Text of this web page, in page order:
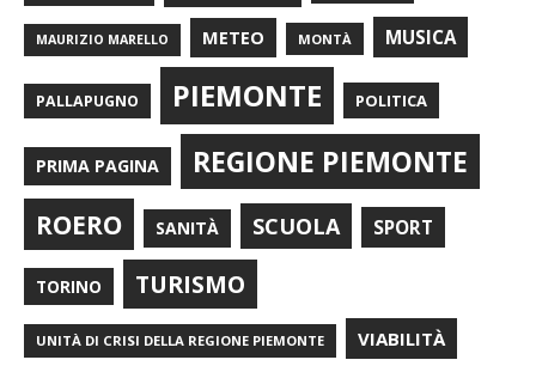
MAURIZIO MARELLO METEO MONTÀ MUSICA
PALLAPUGNO PIEMONTE POLITICA
PRIMA PAGINA REGIONE PIEMONTE
ROERO SANITÀ SCUOLA SPORT
TORINO TURISMO
UNITÀ DI CRISI DELLA REGIONE PIEMONTE VIABILITÀ